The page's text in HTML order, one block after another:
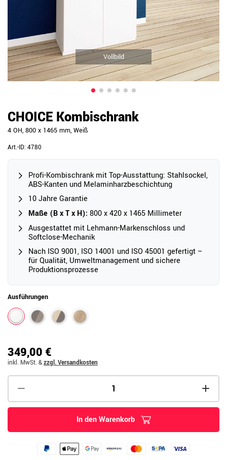
Vollbild
CHOICE Kombischrank
4 OH, 800 x 1465 mm, Weiß
Art.-ID: 4780
Profi-Kombischrank mit Top-Ausstattung: Stahlsockel,
ABS-Kanten und Melaminharzbeschichtung
10 Jahre Garantie
Maße (B x T x H): 800 x 420 x 1465 Millimeter
Ausgestattet mit Lehmann-Markenschloss und
Softclose-Mechanik
Nach ISO 9001, ISO 14001 und ISO 45001 gefertigt –
für Qualität, Umweltmanagement und sichere
Produktionsprozesse
Ausführungen
349,00 €
inkl. MwSt. &zzgl. Versandkosten
In den Warenkorb